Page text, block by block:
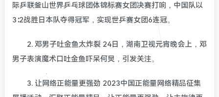
际乒联釜山世界乒乓球团体锦标赛女团决赛打响，中国队以
3∶2战胜日本队夺得冠军，实现世乒赛女团6连冠。
2. 邓男子吐金鱼太炸裂 24日，湖南卫视元宵晚会上，邓
男子表演魔术口吐金鱼吓呆何炅，引发关注。
3. 让网络正能量更强劲 2023中国正能量网络精品征集